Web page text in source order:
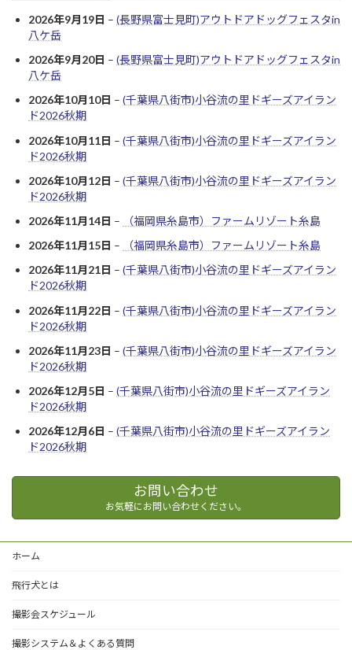
2026年9月19日 – (長野県富士見町)アウトドアドッグフェスタin
八ケ岳
2026年9月20日 – (長野県富士見町)アウトドアドッグフェスタin
八ケ岳
2026年10月10日 – (千葉県八街市)小谷流の里ドギーズアイラン
ド2026秋期
2026年10月11日 – (千葉県八街市)小谷流の里ドギーズアイラン
ド2026秋期
2026年10月12日 – (千葉県八街市)小谷流の里ドギーズアイラン
ド2026秋期
2026年11月14日 –
（福岡県糸島市）ファームリゾート糸島
2026年11月15日 –
（福岡県糸島市）ファームリゾート糸島
2026年11月21日 – (千葉県八街市)小谷流の里ドギーズアイラン
ド2026秋期
2026年11月22日 – (千葉県八街市)小谷流の里ドギーズアイラン
ド2026秋期
2026年11月23日 – (千葉県八街市)小谷流の里ドギーズアイラン
ド2026秋期
2026年12月5日 – (千葉県八街市)小谷流の里ドギーズアイラン
ド2026秋期
2026年12月6日 – (千葉県八街市)小谷流の里ドギーズアイラン
ド2026秋期
お問い合わせ
お気軽にお問い合わせください。
ホーム
飛行犬とは
撮影会スケジュール
撮影システム＆よくある質問